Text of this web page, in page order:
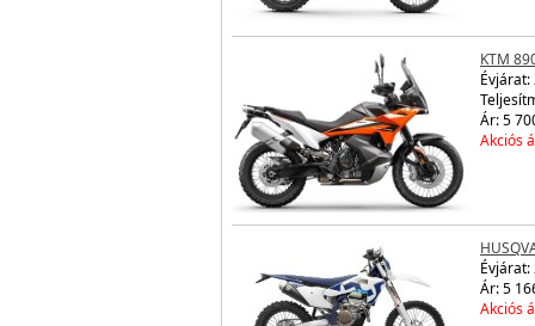
KTM
Évjárat:
Ár: 5
Akciós
Évjárat:
Ár: 5
Akciós